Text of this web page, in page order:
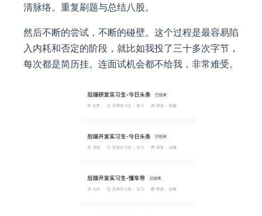
清脉络。重复刷题与总结八股。
然后不断的尝试，不断的碰壁。这个过程是最容易陷
入内耗和否定的阶段，就比如我投了三十多次字节，
每次都是简历挂。连面试机会都不给我，非常难受。